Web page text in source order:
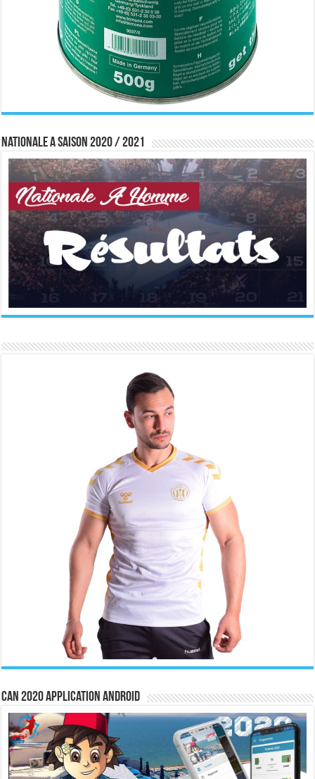
Nationale A saison 2020 / 2021
CAN 2020 Application Android